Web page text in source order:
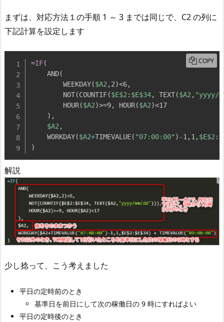
まずは、対応方法１の手順 1 ～ 3 までは同じで、C2 の列に
下記計算を設定します
=IF(
    AND
(
        WEEKDAY
($A2 ,2)<6,
        NOT
(COUNTIF($E$2 : $E$34, TEXT($A2 , "yyyy/
        HOUR
($A2)>=9, HOUR($A2)<17
) ,
$A2 ,
    WORKDAY
($A2+TIMEVALUE( "07:00:00" ) -1 ,1 ,$E$2 :
)
COPY
解説
少し捻って、こう考えました
平日の定時前のとき
基準日を前日にして次の稼働日の 9 時にすればよい
平日の定時後のとき